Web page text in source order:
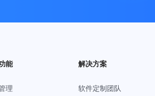
能
理
解决方案
软件定制团队